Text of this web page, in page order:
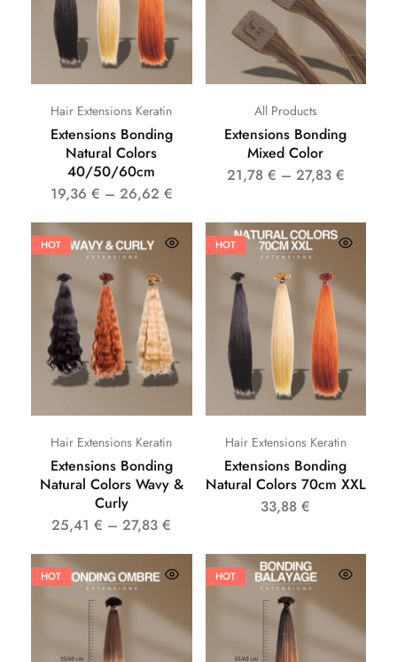
Hair Extensions Keratin
Extensions Bonding
Natural Colors
40/50/60cm
19,36 € – 26,62 €
All Products
Extensions Bonding
Mixed Color
21,78 € – 27,83 €
HOT
Hair Extensions Keratin
Extensions Bonding
Natural Colors Wavy &
Curly
25,41€ –27,83€
HOT
Hair Extensions Keratin
Extensions Bonding
Natural Colors 70cm XXL
33,88€
HOT HOT